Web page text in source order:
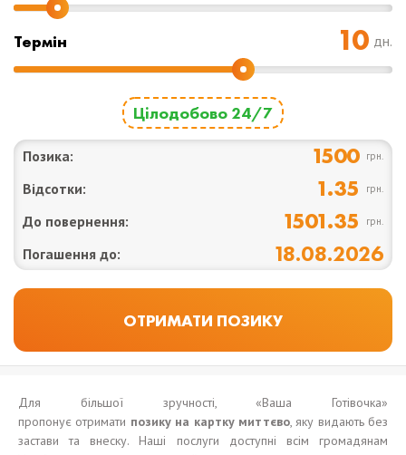
Термін дн.
Цілодобово 24/7
Позика: 1500 грн.
Відсотки: 1.35 грн.
До повернення: 1501.35 грн.
Погашення до: 18.08.2026
Для більшої зручності, «Ваша Готівочка»
пропонує отримати позику на картку миттєво, яку видають без
застави та внеску. Наші послуги доступні всім громадянам